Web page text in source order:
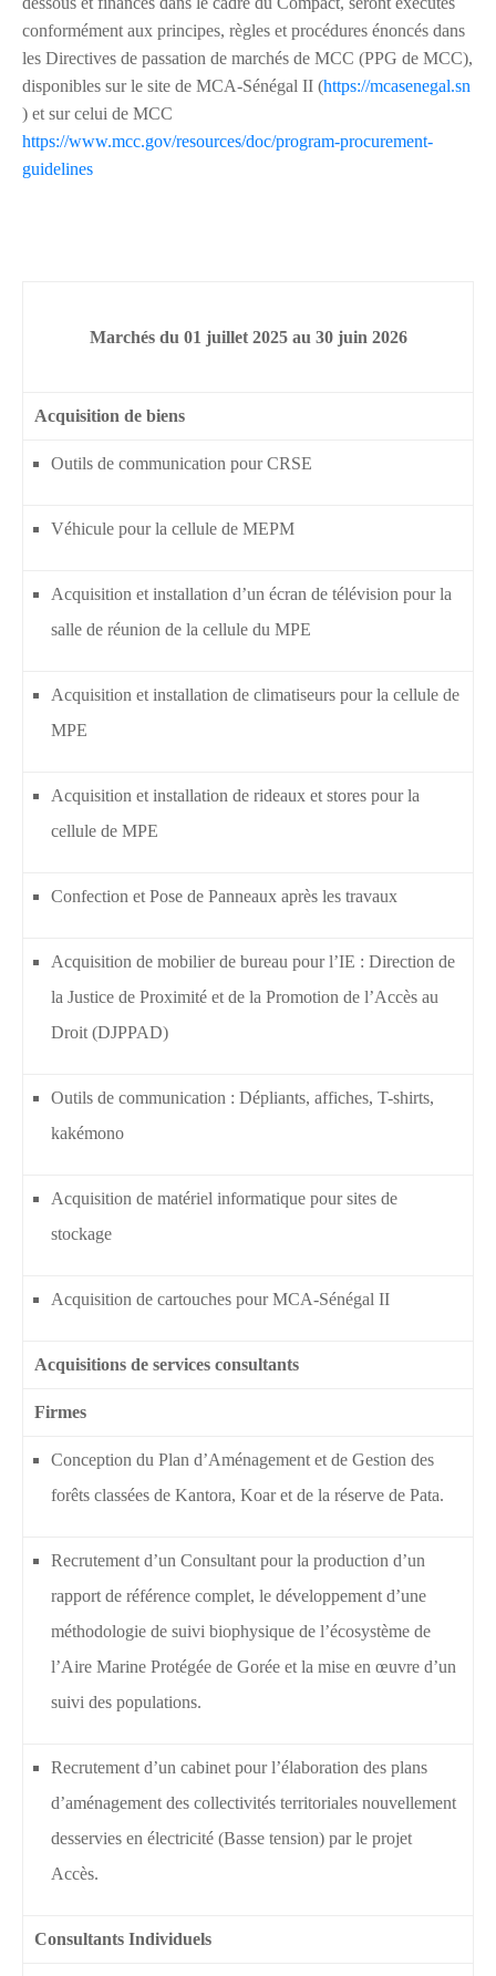
conformément aux principes, règles et procédures énoncés dans
les Directives de passation de marchés de MCC (PPG de MCC),
disponibles sur le site de MCA-Sénégal II (https://mcasenegal.sn
) et sur celui de MCC
https://www.mcc.gov/resources/doc/program-procurement-
guidelines
Marchés du 01 juillet 2025 au 30 juin 2026
Acquisition de biens
Outils de communication pour CRSE
Véhicule pour la cellule de MEPM
Acquisition et installation d’un écran de télévision pour la
salle de réunion de la cellule du MPE
Acquisition et installation de climatiseurs pour la cellule de
MPE
Acquisition et installation de rideaux et stores pour la
cellule de MPE
Confection et Pose de Panneaux après les travaux
Acquisition de mobilier de bureau pour l’IE : Direction de
la Justice de Proximité et de la Promotion de l’Accès au
Droit (DJPPAD)
Outils de communication : Dépliants, affiches, T-shirts,
kakémono
Acquisition de matériel informatique pour sites de
stockage
Acquisition de cartouches pour MCA-Sénégal II
Acquisitions de services consultants
Firmes
Conception du Plan d’Aménagement et de Gestion des
forêts classées de Kantora, Koar et de la réserve de Pata.
Recrutement d’un Consultant pour la production d’un
rapport de référence complet, le développement d’une
méthodologie de suivi biophysique de l’écosystème de
l’Aire Marine Protégée de Gorée et la mise en œuvre d’un
suivi des populations.
Recrutement d’un cabinet pour l’élaboration des plans
d’aménagement des collectivités territoriales nouvellement
desservies en électricité (Basse tension) par le projet
Accès.
Consultants Individuels